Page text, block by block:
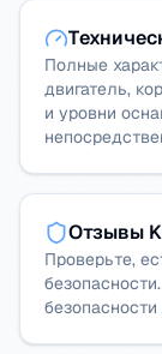
Полные
двигатель,
и уровни
Отзывы
Проверьте,